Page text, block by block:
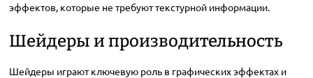
эффектов, которые не требуют текстурной информации.
Шейдеры и производительность
Шейдеры играют ключевую роль в графических эффектах и